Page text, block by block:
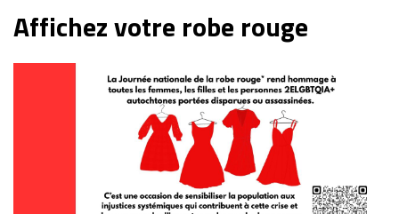
Affichez votre robe rouge